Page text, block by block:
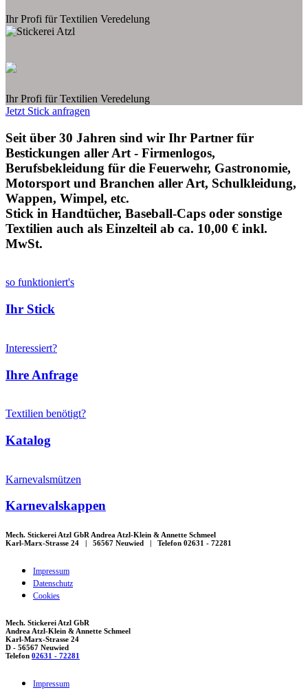
Ihr Profi für Textilien Veredelung
Ihr Profi für Textilien Veredelung
Jetzt Stick anfragen
Seit über 30 Jahren sind wir Ihr Partner für
Bestickungen aller Art - Firmenlogos,
Berufsbekleidung für die Feuerwehr, Gastronomie,
Motorsport und Branchen aller Art, Schulkleidung,
Wappen, Wimpel, etc.
Stick in Handtücher, Baseball-Caps oder sonstige
Textilien auch als Einzelteil ab ca. 10,00 € inkl.
MwSt.
so funktioniert's
Ihr Stick
Interessiert?
Ihre Anfrage
Textilien benötigt?
Katalog
Karnevalsmützen
Karnevalskappen
Mech. Stickerei Atzl GbR Andrea Atzl-Klein & Annette Schmeel
Karl-Marx-Strasse 24 | 56567 Neuwied | Telefon 02631 - 72281
Impressum
Datenschutz
Cookies
Mech. Stickerei Atzl GbR
Andrea Atzl-Klein & Annette Schmeel
Karl-Marx-Strasse 24
D - 56567 Neuwied
Telefon 02631 - 72281
Impressum